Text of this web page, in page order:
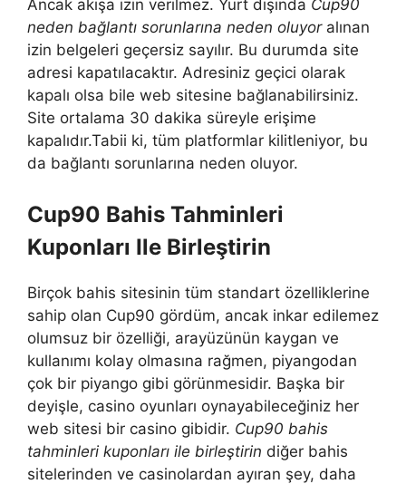
Ancak akışa izin verilmez. Yurt dışında Cup90
neden bağlantı sorunlarına neden oluyoralınan
izin belgeleri geçersiz sayılır. Bu durumda site
adresi kapatılacaktır. Adresiniz geçici olarak
kapalı olsa bile web sitesine bağlanabilirsiniz.
Site ortalama 30 dakika süreyle erişime
kapalıdır.Tabii ki, tüm platformlar kilitleniyor, bu
da bağlantı sorunlarına neden oluyor.
Cup90 Bahis Tahminleri
Kuponları Ile Birleştirin
Birçok bahis sitesinin tüm standart özelliklerine
sahip olan Cup90 gördüm, ancak inkar edilemez
olumsuz bir özelliği, arayüzünün kaygan ve
kullanımı kolay olmasına rağmen, piyangodan
çok bir piyango gibi görünmesidir. Başka bir
deyişle, casino oyunları oynayabileceğiniz her
web sitesi bir casino gibidir. Cup90 bahis
tahminleri kuponları ile birleştirin diğer bahis
sitelerinden ve casinolardan ayıran şey, daha